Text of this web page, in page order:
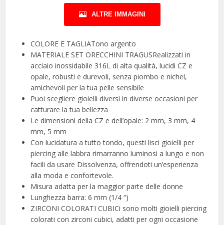
ALTRE IMMAGINI
COLORE E TAGLIATono argento
MATERIALE SET ORECCHINI TRAGUSRealizzati in
acciaio inossidabile 316L di alta qualità, lucidi CZ e
opale, robusti e durevoli, senza piombo e nichel,
amichevoli per la tua pelle sensibile
Puoi scegliere gioielli diversi in diverse occasioni per
catturare la tua bellezza
Le dimensioni della CZ e dell’opale: 2 mm, 3 mm, 4
mm, 5 mm
Con lucidatura a tutto tondo, questi lisci gioielli per
piercing alle labbra rimarranno luminosi a lungo e non
facili da usare Dissolvenza, offrendoti un’esperienza
alla moda e confortevole.
Misura adatta per la maggior parte delle donne
Lunghezza barra: 6 mm (1/4 “)
ZIRCONI COLORATI CUBICi sono molti gioielli piercing
colorati con zirconi cubici, adatti per ogni occasione